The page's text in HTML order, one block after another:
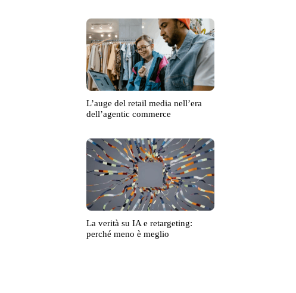
L’auge del retail media nell’era
dell’agentic commerce
La verità su IA e retargeting:
perché meno è meglio